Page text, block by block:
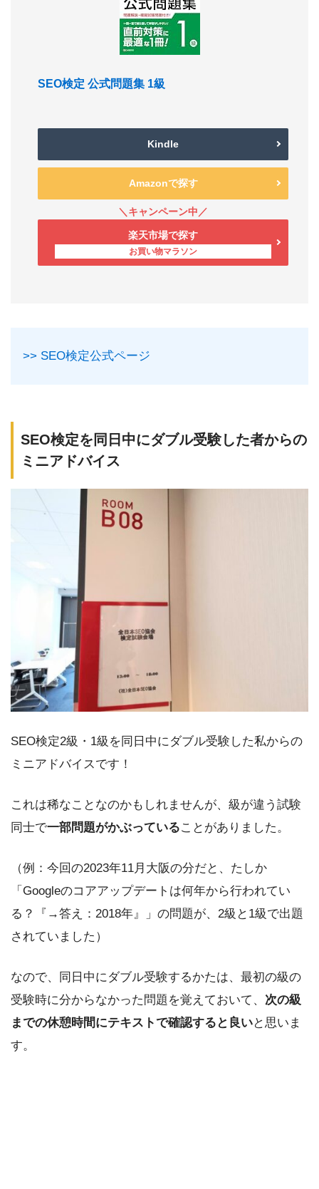
SEO検定 公式問題集 1級
Kindle
Amazonで探す
楽天市場で探す
>> SEO検定公式ページ
SEO検定を同日中にダブル受験した者からの
ミニアドバイス
SEO検定2級・1級を同日中にダブル受験した私からの
ミニアドバイスです！
これは稀なことなのかもしれませんが、級が違う試験
同士で一部問題がかぶっていることがありました。
（例：今回の2023年11月大阪の分だと、たしか
「Googleのコアアップデートは何年から行われてい
る？『→答え：2018年』」の問題が、2級と1級で出題
されていました）
なので、同日中にダブル受験するかたは、最初の級の
受験時に分からなかった問題を覚えておいて、 次の級
までの休憩時間にテキストで確認すると良いと思いま
す。